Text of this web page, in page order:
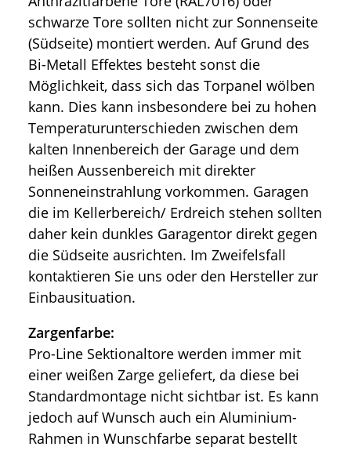
schwarze Tore sollten nicht zur Sonnenseite
(Südseite) montiert werden. Auf Grund des
Bi-Metall Effektes besteht sonst die
Möglichkeit, dass sich das Torpanel wölben
kann. Dies kann insbesondere bei zu hohen
Temperaturunterschieden zwischen dem
kalten Innenbereich der Garage und dem
heißen Aussenbereich mit direkter
Sonneneinstrahlung vorkommen. Garagen
die im Kellerbereich/ Erdreich stehen sollten
daher kein dunkles Garagentor direkt gegen
die Südseite ausrichten. Im Zweifelsfall
kontaktieren Sie uns oder den Hersteller zur
Einbausituation.
Zargenfarbe:
Pro-Line Sektionaltore werden immer mit
einer weißen Zarge geliefert, da diese bei
Standardmontage nicht sichtbar ist. Es kann
jedoch auf Wunsch auch ein Aluminium-
Rahmen in Wunschfarbe separat bestellt